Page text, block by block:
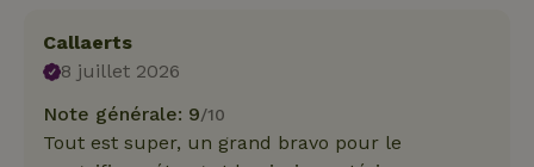
Callaerts
8 juillet 2026
Note générale: 9/10
Tout est super, un grand bravo pour le